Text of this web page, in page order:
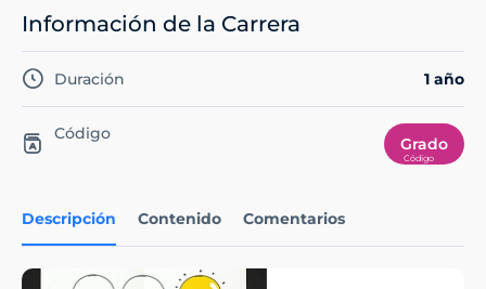
Descripción Contenido Comentarios
Información de la Carrera
Duración 1 año
Código
Grado